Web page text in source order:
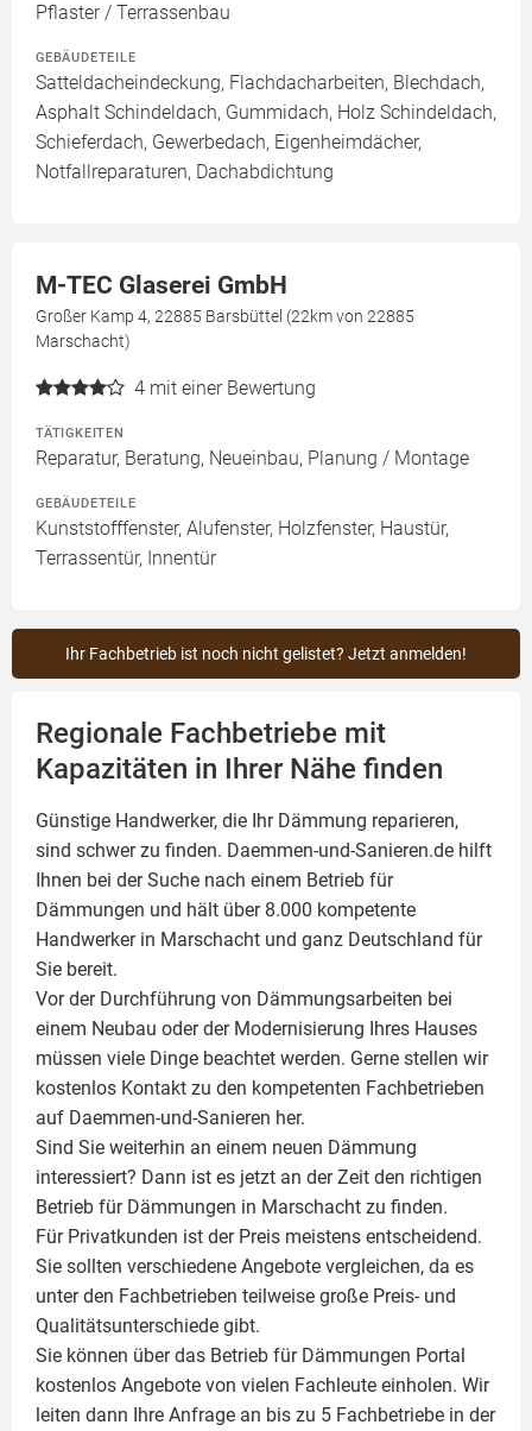
Pflaster / Terrassenbau
GEBÄUDETEILE
Satteldacheindeckung, Flachdacharbeiten, Blechdach,
Asphalt Schindeldach, Gummidach, Holz Schindeldach,
Schieferdach, Gewerbedach, Eigenheimdächer,
Notfallreparaturen, Dachabdichtung
M-TEC Glaserei GmbH
Großer Kamp 4, 22885 Barsbüttel (22km von 22885
Marschacht)
4 mit einer Bewertung
TÄTIGKEITEN
Reparatur, Beratung, Neueinbau, Planung / Montage
GEBÄUDETEILE
Kunststofffenster, Alufenster, Holzfenster, Haustür,
Terrassentür, Innentür
Ihr Fachbetrieb ist noch nicht gelistet? Jetzt anmelden!
Regionale Fachbetriebe mit
Kapazitäten in Ihrer Nähe finden
Günstige Handwerker, die Ihr Dämmung reparieren,
sind schwer zu finden. Daemmen-und-Sanieren.de hilft
Ihnen bei der Suche nach einem Betrieb für
Dämmungen und hält über 8.000 kompetente
Handwerker in Marschacht und ganz Deutschland für
Sie bereit.
Vor der Durchführung von Dämmungsarbeiten bei
einem Neubau oder der Modernisierung Ihres Hauses
müssen viele Dinge beachtet werden. Gerne stellen wir
kostenlos Kontakt zu den kompetenten Fachbetrieben
auf Daemmen-und-Sanieren her.
Sind Sie weiterhin an einem neuen Dämmung
interessiert? Dann ist es jetzt an der Zeit den richtigen
Betrieb für Dämmungen in Marschacht zu finden.
Für Privatkunden ist der Preis meistens entscheidend.
Sie sollten verschiedene Angebote vergleichen, da es
unter den Fachbetrieben teilweise große Preis- und
Qualitätsunterschiede gibt.
Sie können über das Betrieb für Dämmungen Portal
kostenlos Angebote von vielen Fachleute einholen. Wir
leiten dann Ihre Anfrage an bis zu 5 Fachbetriebe in der